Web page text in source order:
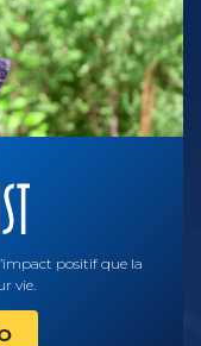
positif que la
vie.